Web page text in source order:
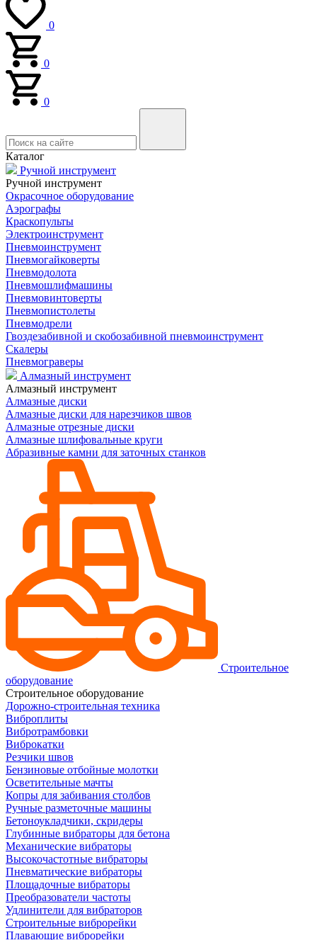
0
0
0
Каталог
Ручной инструмент
Ручной инструмент
Окрасочное оборудование
Аэрографы
Краскопульты
Электроинструмент
Пневмоинструмент
Пневмогайковерты
Пневмодолота
Пневмошлифмашины
Пневмовинтоверты
Пневмопистолеты
Пневмодрели
Гвоздезабивной и скобозабивной пневмоинструмент
Скалеры
Пневмограверы
Алмазный инструмент
Алмазный инструмент
Алмазные диски
Алмазные диски для нарезчиков швов
Алмазные отрезные диски
Алмазные шлифовальные круги
Абразивные камни для заточных станков
Строительное
оборудование
Строительное оборудование
Дорожно-строительная техника
Виброплиты
Вибротрамбовки
Виброкатки
Резчики швов
Бензиновые отбойные молотки
Осветительные мачты
Копры для забивания столбов
Ручные разметочные машины
Бетоноукладчики, скридеры
Глубинные вибраторы для бетона
Механические вибраторы
Высокочастотные вибраторы
Пневматические вибраторы
Площадочные вибраторы
Преобразователи частоты
Удлинители для вибраторов
Строительные виброрейки
Плавающие виброрейки